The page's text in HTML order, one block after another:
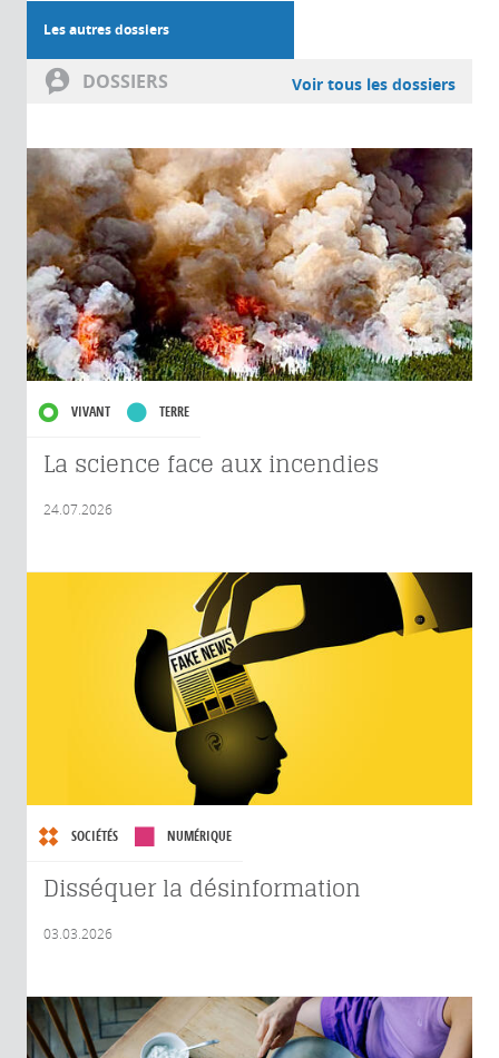
Les autres dossiers
DOSSIERS Voir tous les dossiers
VIVANT TERRE
La science face aux incendies
24.07.2026
SOCIÉTÉS NUMÉRIQUE
Disséquer la désinformation
03.03.2026